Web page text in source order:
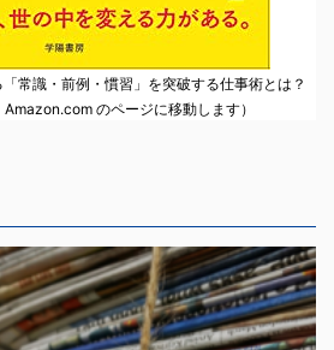
常識・前例・慣習」を突破する仕事術とは？
Amazon.com のページに移動します）